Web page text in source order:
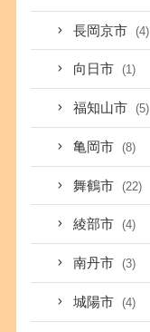
長岡京市 (4)
向日市 (1)
福知山市 (5)
亀岡市 (8)
舞鶴市 (22)
綾部市 (4)
南丹市 (3)
城陽市 (4)